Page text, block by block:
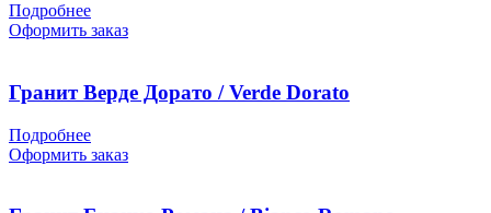
Подробнее
Оформить заказ
Гранит Верде Дорато / Verde Dorato
Подробнее
Оформить заказ